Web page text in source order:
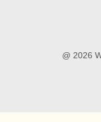
@ 2026